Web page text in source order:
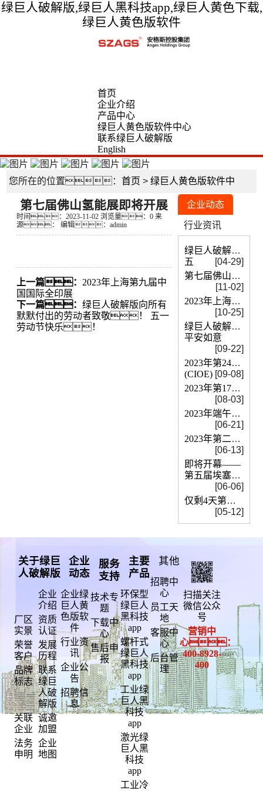
绿巨人破解版,绿巨人黑科技app,绿巨人黄色下载,
绿巨人黄色版软件
首页
企业介绍
产品中心
绿巨人黄色版软件中心
联系绿巨人破解版
English
您所在的位置：首页 >绿巨人黄色版软件中
>企业绿巨人黄色版软件
第七届佛山氢能展即将开展
时间：2023-11-02 浏览量：0 来
源：
编辑：admin
上一篇： 2023年上海第九届中
国国际全印展
下一篇： 绿巨人破解版向所有
默默付出的劳动者致敬！ 五一
劳动节快乐！
企业动态
行业资讯
绿巨人破解版向
五
[04-29]
第七届佛山氢能展即将开展
[11-02]
2023年上海第九届中国国际全印展
[10-25]
绿巨人破解版祝
平安如意
[09-22]
2023年第24届中
(CIOE) [09-08]
2023年第17届国际真空展览会
[08-03]
2023年端午放假安排通知
[06-21]
2023年第二十一届世界制药原料中国展
[06-13]
即将开幕——
第五届埃塞俄比亚国际塑料
[06-06]
仅剩4天第十五届深圳国际电池技术交流
[05-12]
关于绿巨
人破解版
企业
介绍
厂区
实景
资质
认证
荣誉
客户
发展
历程
品牌
标志
联系
绿巨
人破
解版
关联
企业
诚邀
加盟
法务
申明
企业
地图
企业
动态
企业绿
巨人黄
色版软
件
行业资
讯
企业公
告
招聘信
息
服务
支持
技术专
题
下载中
心
售后申
报
主要
产品
环保型
绿巨人
黑科技
app
螺杆式
绿巨人
黑科技
app
工业绿
巨人黑
科技
app
激光绿
巨人黑
科技
app
工业冷
其他
招聘中
心
员工天
地
客服中
心
后台管
理
扫描关注
微信公众
号
营销中
心：
400-8928-
400